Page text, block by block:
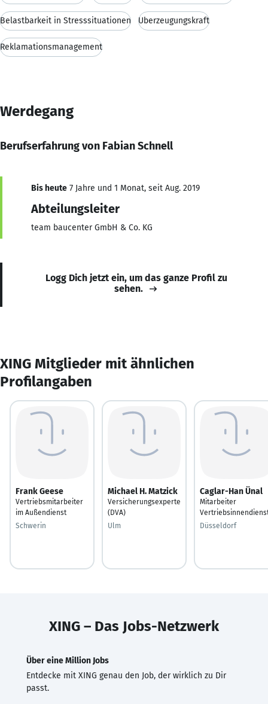
Belastbarkeit in Stresssituationen Überzeugungskraft
Reklamationsmanagement
Werdegang
Berufserfahrung von Fabian Schnell
Bis heute 7 Jahre und 1 Monat, seit Aug. 2019
Abteilungsleiter
team baucenter GmbH & Co. KG
Logg Dich jetzt ein, um das ganze Profil zu
sehen.
XING Mitglieder mit ähnlichen
Profilangaben
Frank Geese
Vertriebsmitarbeiter
im Außendienst
Schwerin
Michael H. Matzick
Versicherungsexperte
(DVA)
Ulm
Caglar-Han Ünal
Mitarbeiter
Düsseldorf
XING – Das Jobs-Netzwerk
Über eine Million Jobs
Entdecke mit XING genau den Job, der wirklich zu Dir
passt.